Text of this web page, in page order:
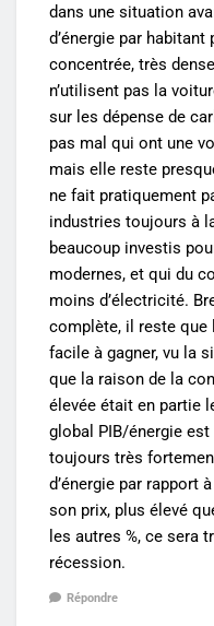
dans une situation
d’énergie par
concentrée, très
n’utilisent pas la
sur les dépense de
pas mal qui ont une
mais elle reste
ne fait pratiquement
industries toujours à
beaucoup investis
modernes, et qui du
moins d’électricité.
complète, il reste que
facile à gagner, vu la
que la raison de la
élevée était en partie
global PIB/énergie
toujours très
d’énergie par rapport
son prix, plus élevé
les autres %, ce sera
récession.
Répondre